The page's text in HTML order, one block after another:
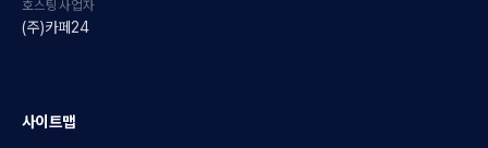
호스팅사업자
(주)카페24
사이트맵